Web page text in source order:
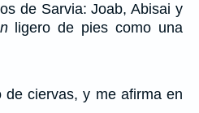
de Sarvia: Joab, Abisai y
ligero de pies como una
ciervas, y me afirma en